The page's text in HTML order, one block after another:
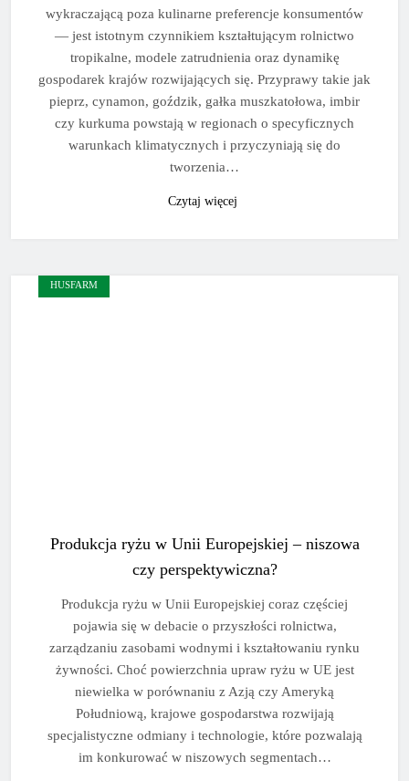
wykraczającą poza kulinarne preferencje konsumentów
— jest istotnym czynnikiem kształtującym rolnictwo
tropikalne, modele zatrudnienia oraz dynamikę
gospodarek krajów rozwijających się. Przyprawy takie jak
pieprz, cynamon, goździk, gałka muszkatołowa, imbir
czy kurkuma powstają w regionach o specyficznych
warunkach klimatycznych i przyczyniają się do
tworzenia…
Czytaj więcej
HUSFARM
Produkcja ryżu w Unii Europejskiej – niszowa
czy perspektywiczna?
Produkcja ryżu w Unii Europejskiej coraz częściej
pojawia się w debacie o przyszłości rolnictwa,
zarządzaniu zasobami wodnymi i kształtowaniu rynku
żywności. Choć powierzchnia upraw ryżu w UE jest
niewielka w porównaniu z Azją czy Ameryką
Południową, krajowe gospodarstwa rozwijają
specjalistyczne odmiany i technologie, które pozwalają
im konkurować w niszowych segmentach…